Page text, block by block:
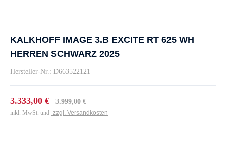
KALKHOFF IMAGE 3.B EXCITE RT 625 WH
HERREN SCHWARZ 2025
Hersteller-Nr.: D663522121
3.333,00 € 3.999,00 €
inkl. MwSt. und zzgl. Versandkosten